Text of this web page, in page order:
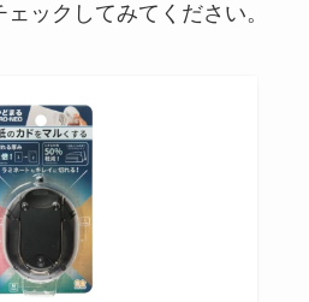
ックしてみてください。